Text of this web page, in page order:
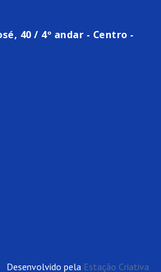
40 / 4º andar - Centro -
Desenvolvido pela Estação Criativa